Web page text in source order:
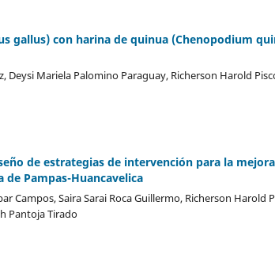
gallus) con harina de quinua (Chenopodium
Deysi Mariela Palomino Paraguay, Richerson Harold
de estrategias de intervención para la
Pampas-Huancavelica
Campos, Saira Sarai Roca Guillermo, Richerson Harold
Pantoja Tirado